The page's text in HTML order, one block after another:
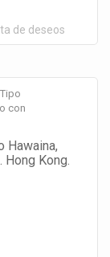
de deseos
Hawaina,
Kong.